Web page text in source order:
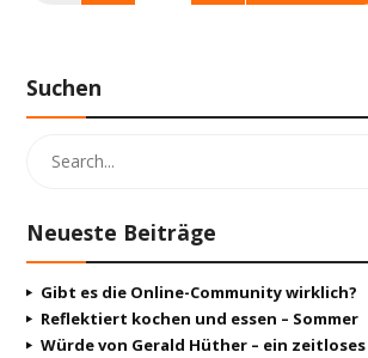
Suchen
Neueste Beiträge
Gibt es die Online-Community wirklich?
Reflektiert kochen und essen – Sommer
Würde von Gerald Hüther – ein zeitloses